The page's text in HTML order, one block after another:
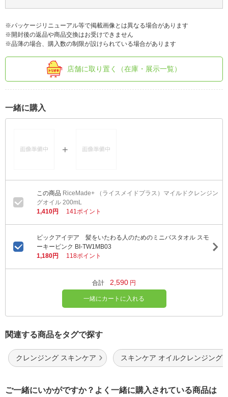
※パッケージリニューアル等で掲載画像とは異なる場合があります
※開封後の返品や商品交換はお受けできません
※品薄の場合、購入数の制限が設けられている場合があります
店舗に取り置く（在庫・展示一覧）
一緒に購入
RiceMade+ （ライスメイドプラス）マイルドクレンジン
グオイル 200mL
1,410円
141ポイント
ビックアイデア 髪をいたわる人のためのミニバスタオル スモ
ーキーピンク BI-TW1MB03
1,180円
118ポイント
合計 2,590 円
一緒にカートに入れる
関連する商品をタグで探す
クレンジング スキンケア スキンケア オイルクレンジング
ご一緒にいかがですか？よく一緒に購入されている商品は